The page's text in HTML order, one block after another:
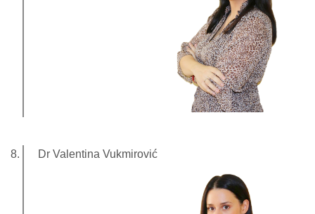
Dr Valentina Vukmirović